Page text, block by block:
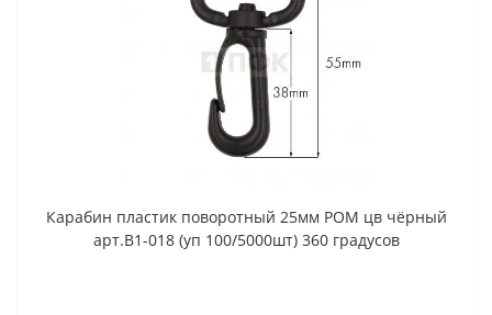
Карабин пластик поворотный 25мм РОМ цв чёрный
арт.В1-018 (уп 100/5000шт) 360 градусов